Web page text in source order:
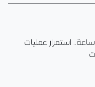
56 حريقاً خلال 24 ساعة.. استمرار عمليات